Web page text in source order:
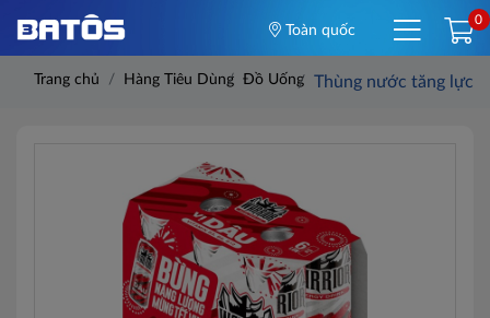
Toàn quốc
0
Trang chủ Hàng Tiêu Dùng Đồ Uống Thùng nước tăng lực